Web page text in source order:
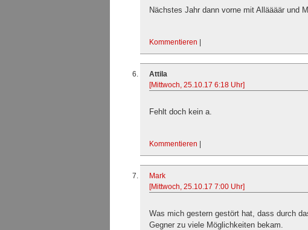
Nächstes Jahr dann vorne mit Alläääär und
Kommentieren |
Attila
[Mittwoch, 25.10.17 6:18 Uhr]
Fehlt doch kein a.
Kommentieren |
Mark
[Mittwoch, 25.10.17 7:00 Uhr]
Was mich gestern gestört hat, dass durch
Gegner zu viele Möglichkeiten bekam.